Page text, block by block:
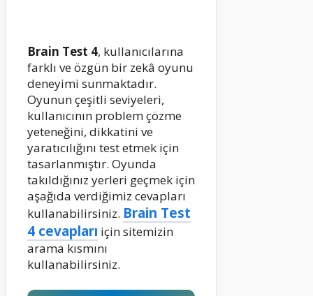
Brain Test 4, kullanıcılarına
farklı ve özgün bir zekâ oyunu
deneyimi sunmaktadır.
Oyunun çeşitli seviyeleri,
kullanıcının problem çözme
yeteneğini, dikkatini ve
yaratıcılığını test etmek için
tasarlanmıştır. Oyunda
takıldığınız yerleri geçmek için
aşağıda verdiğimiz cevapları
kullanabilirsiniz. Brain Test
4 cevapları için sitemizin
arama kısmını
kullanabilirsiniz.